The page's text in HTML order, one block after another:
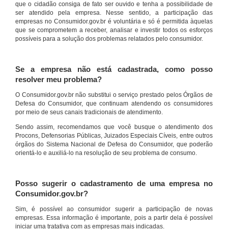
que o cidadão consiga de fato ser ouvido e tenha a possibilidade de
ser atendido pela empresa. Nesse sentido, a participação das
empresas no Consumidor.gov.br é voluntária e só é permitida àquelas
que se comprometem a receber, analisar e investir todos os esforços
possíveis para a solução dos problemas relatados pelo consumidor.
Se a empresa não está cadastrada, como posso
resolver meu problema?
O Consumidor.gov.br não substitui o serviço prestado pelos Órgãos de
Defesa do Consumidor, que continuam atendendo os consumidores
por meio de seus canais tradicionais de atendimento.
Sendo assim, recomendamos que você busque o atendimento dos
Procons, Defensorias Públicas, Juizados Especiais Cíveis, entre outros
órgãos do Sistema Nacional de Defesa do Consumidor, que poderão
orientá-lo e auxiliá-lo na resolução de seu problema de consumo.
Posso sugerir o cadastramento de uma empresa no
Consumidor.gov.br?
Sim, é possível ao consumidor sugerir a participação de novas
empresas. Essa informação é importante, pois a partir dela é possível
iniciar uma tratativa com as empresas mais indicadas.